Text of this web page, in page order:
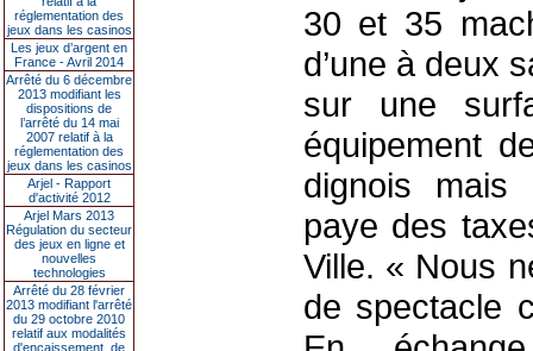
réglementation des
jeux dans les casinos
Les jeux d’argent en
France - Avril 2014
Arrêté du 6 décembre
2013 modifiant les
dispositions de
l’arrêté du 14 mai
2007 relatif à la
réglementation des
jeux dans les casinos
Arjel - Rapport
d'activité 2012
Arjel Mars 2013
Régulation du secteur
des jeux en ligne et
nouvelles
technologies
Arrêté du 28 février
2013 modifiant l'arrêté
du 29 octobre 2010
relatif aux modalités
d'encaissement, de
30 et 35
d’une à deux
sur une
équipement
dignois mais
paye des
Ville. « Nous
de spectacle